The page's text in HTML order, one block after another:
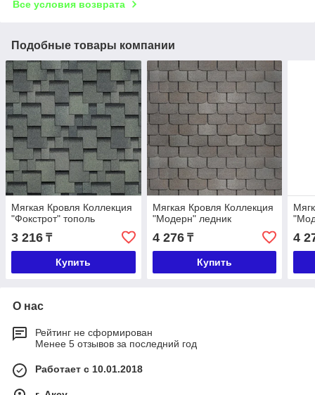
Все условия возврата
Подобные товары компании
Мягкая Кровля Коллекция
"Фокстрот" тополь
3 216 ₸
Купить
Мягкая Кровля Коллекция
"Модерн" ледник
4 276₸
Купить
4
О нас
Рейтинг не сформирован
Менее 5 отзывов за последний год
Работает с 10.01.2018